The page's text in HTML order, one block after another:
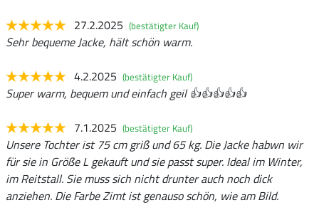
27.2.2025 (bestätigter Kauf)
Sehr bequeme Jacke, hält schön warm.
4.2.2025 (bestätigter Kauf)
Super warm, bequem und einfach geil 👍👍👍👍👍
7.1.2025 (bestätigter Kauf)
Unsere Tochter ist 75 cm griß und 65 kg. Die Jacke habwn wir
für sie in Größe L gekauft und sie passt super. Ideal im Winter,
im Reitstall. Sie muss sich nicht drunter auch noch dick
anziehen. Die Farbe Zimt ist genauso schön, wie am Bild.